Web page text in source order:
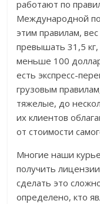
работают по
Международной
этим правилам,
превышать 31,5
меньше 100
есть экспресс-
грузовым
тяжелые, до
их клиентов
от стоимости
Многие наши
получить
сделать это
определено, кто